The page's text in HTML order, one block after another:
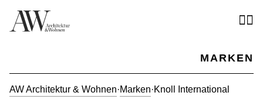
MARKEN
AW Architektur & Wohnen·Marken·Knoll International